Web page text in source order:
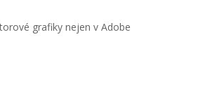
grafiky nejen v Adobe